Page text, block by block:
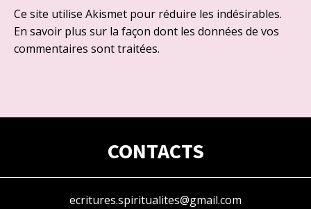
Ce site utilise Akismet pour réduire les indésirables.
En savoir plus sur la façon dont les données de vos
commentaires sont traitées.
CONTACTS
ecritures.spiritualites@gmail.com